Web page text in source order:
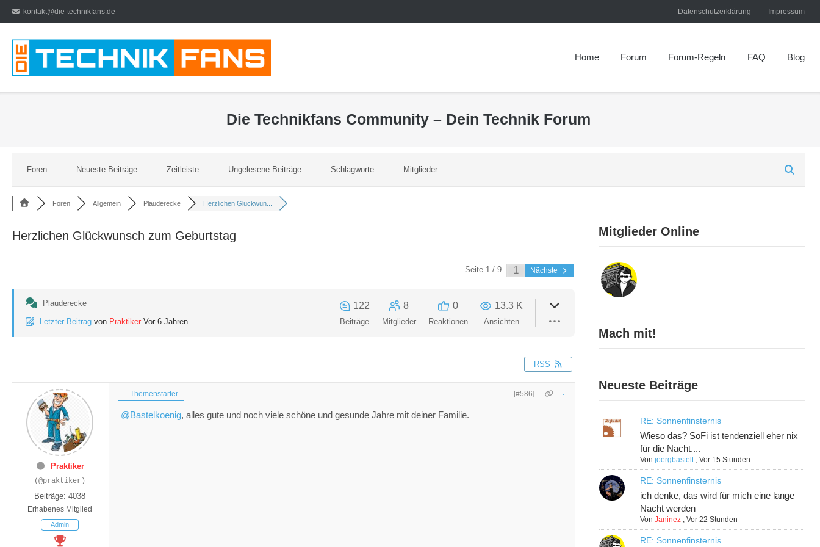
Direkt
zum
Inhalt
kontakt@die-technikfans.de Datenschutzerklärung Impressum
Home Forum Forum-Regeln FAQ Blog
Die Technikfans Community – Dein Technik Forum
Foren Neueste Beiträge Zeitleiste Ungelesene Beiträge Schlagworte Mitglieder
Foren Allgemein Plauderecke Herzlichen Glückwun...
Herzlichen Glückwunsch zum Geburtstag
Seite 1 / 9 Nächste
Plauderecke
Letzter Beitrag von Praktiker Vor 6 Jahren
122
Beiträge
8
Mitglieder
0
Reaktionen
13.3 K
Ansichten
RSS
Praktiker
(@praktiker)
Beiträge: 4038
Erhabenes Mitglied
Admin
Themenstarter [#586]
@Bastelkoenig, alles gute und noch viele schöne und gesunde Jahre mit deiner Familie.
Mitglieder Online
Mach mit!
Neueste Beiträge
RE: Sonnenfinsternis
Wieso das? SoFi ist tendenziell eher nix
für die Nacht....
Vonjoergbastelt,Vor 15 Stunden
RE: Sonnenfinsternis
ich denke, das wird für mich eine lange
Nacht werden
VonJaninez ,Vor 22 Stunden
RE: Sonnenfinsternis